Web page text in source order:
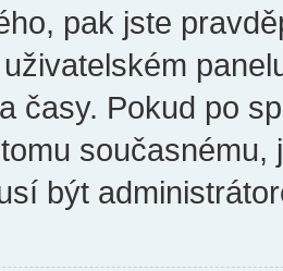
pak jste
časy. Pokud po
být